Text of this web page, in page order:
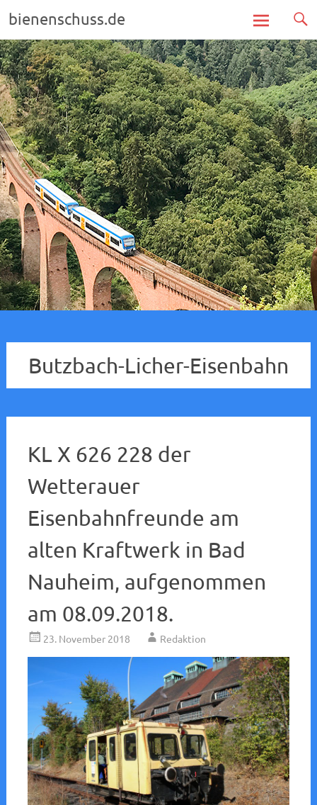
bienenschuss.de
Zum
Inhalt
springen
Butzbach-Licher-Eisenbahn
KL X 626 228 der
Wetterauer
Eisenbahnfreunde am
alten Kraftwerk in Bad
Nauheim, aufgenommen
am 08.09.2018.
23. November 2018 Redaktion